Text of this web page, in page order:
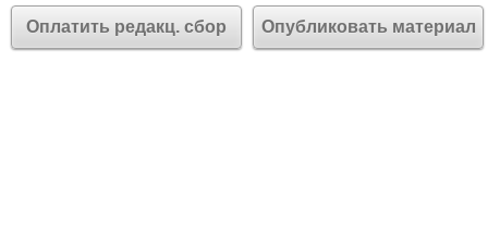
Оплатить редакц. сбор Опубликовать материал